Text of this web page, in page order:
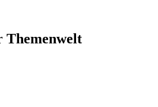
Themenwelt